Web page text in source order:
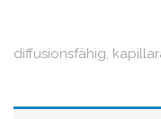
diffusionsfähig,